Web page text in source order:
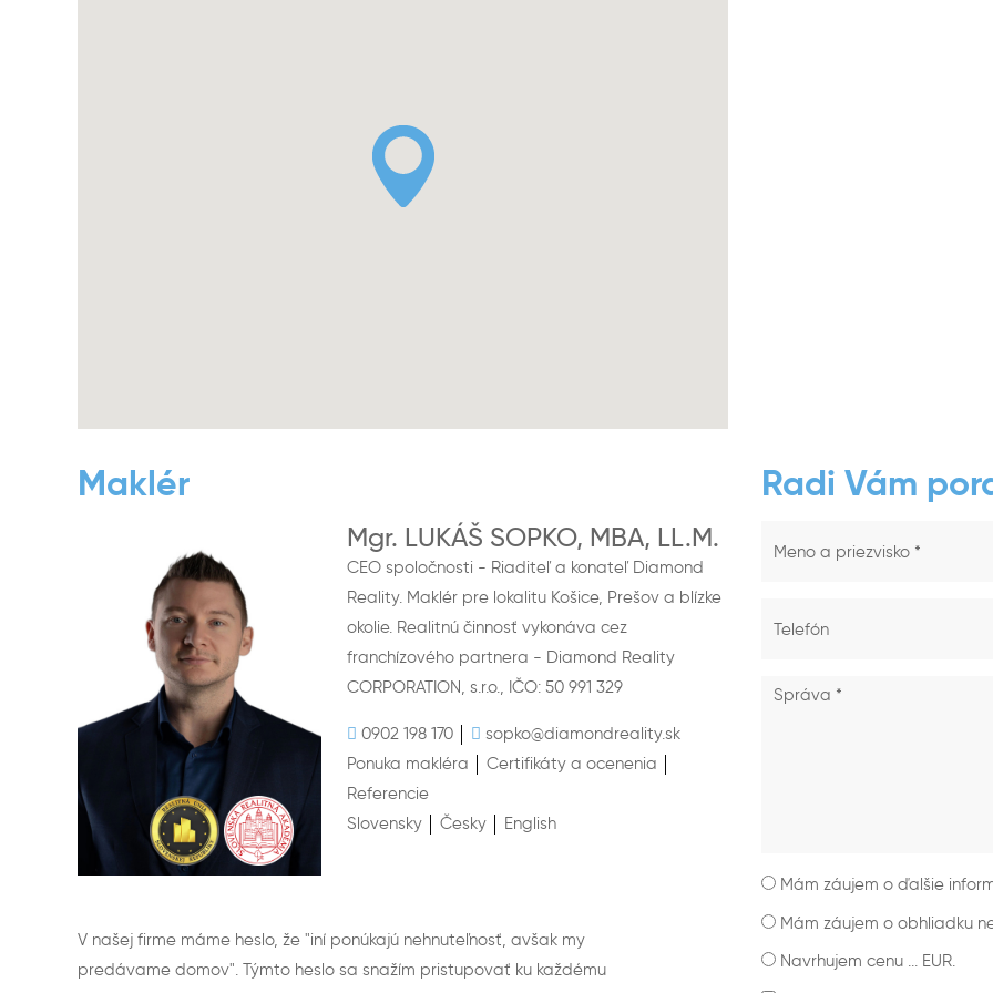
Maklér
Mgr. LUKÁŠ SOPKO, MBA, LL.M.
CEO spoločnosti - Riaditeľ a konateľ Diamond
Reality. Maklér pre lokalitu Košice, Prešov a blízke
okolie. Realitnú činnosť vykonáva cez
franchízového partnera - Diamond Reality
CORPORATION, s.r.o., IČO: 50 991 329
0902 198 170
sopko@diamondreality.sk
Ponuka makléra
Certifikáty a ocenenia
Referencie
Slovensky
Česky English
V našej firme máme heslo, že "iní ponúkajú nehnuteľnosť, avšak my
predávame domov". Týmto heslo sa snažím pristupovať ku každému
Radi Vám
Mám záujem o ďalšie
Mám záujem o obhliadku
Navrhujem cenu ... EUR.